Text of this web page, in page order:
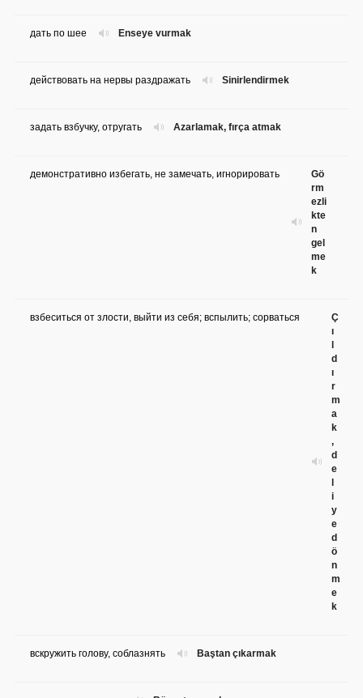
Enseye vurmak
дать по шее
Sinirlendirmek
действовать на нервы раздражать
Azarlamak, fırça atmak
задать взбучку, отругать
Gö
rm
ezli
kte
n
gel
me
k
демонстративно избегать, не замечать, игнорировать
Ç
ı
d
ı
r
m
a
k
,
d
e
i
y
e
d
ö
n
m
e
k
взбеситься от злости, выйти из себя; вспылить; сорваться
Baştan çıkarmak
вскружить голову, соблазнять